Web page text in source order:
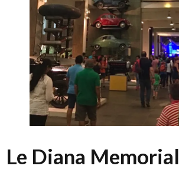
Le Diana Memorial